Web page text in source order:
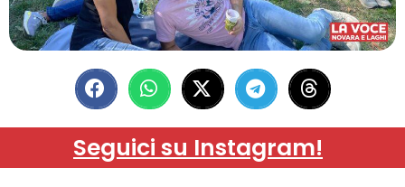
Seguici su Instagram!